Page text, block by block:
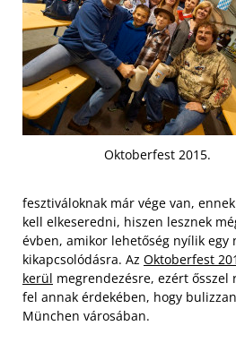
Oktoberfest 2015.
fesztiváloknak már vége van,
kell elkeseredni, hiszen lesznek
évben, amikor lehetőség nyílik egy
kikapcsolódásra. Az Oktoberfest
kerül megrendezésre, ezért ősszel
fel annak érdekében, hogy
München városában.